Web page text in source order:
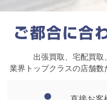
出張買取、宅配買取
業界トップクラスの店舗数